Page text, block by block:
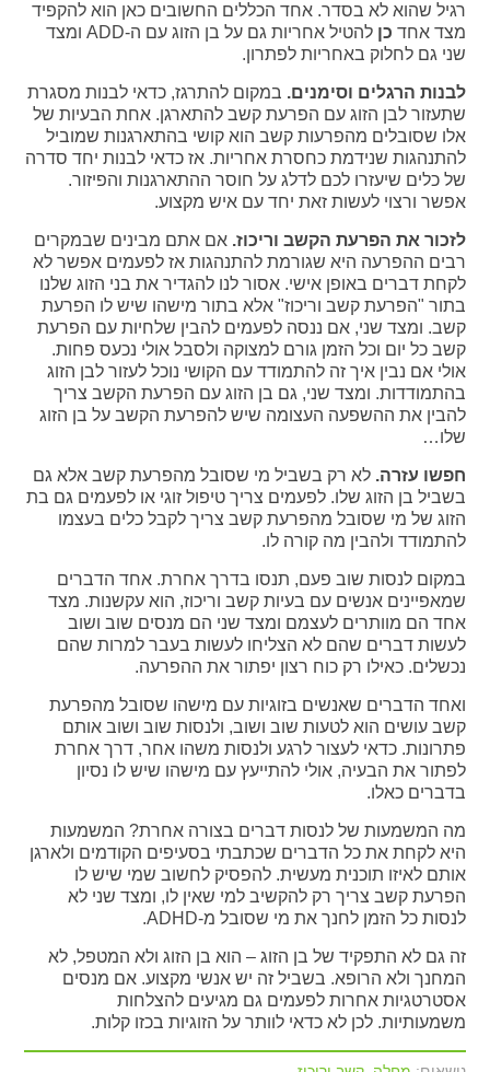
רגיל שהוא לא בסדר. אחד הכללים החשובים כאן הוא להקפיד
מצד אחד כן
להטיל אחריות גם על בן הזוג עם ה-ADD ומצד
שני גם לחלוק באחריות לפתרון.
לבנות הרגלים וסימנים. במקום להתרגז, כדאי לבנות מסגרת
שתעזור לבן הזוג עם הפרעת קשב להתארגן. אחת הבעיות של
אלו שסובלים מהפרעות קשב הוא קושי בהתארגנות שמוביל
להתנהגות שנידמת כחסרת אחריות. אז כדאי לבנות יחד סדרה
של כלים שיעזרו לכם לדלג על חוסר ההתארגנות והפיזור.
אפשר ורצוי לעשות זאת יחד עם איש מקצוע.
לזכור את הפרעת הקשב וריכוז. אם אתם מבינים שבמקרים
רבים ההפרעה היא שגורמת להתנהגות אז לפעמים אפשר לא
לקחת דברים באופן אישי. אסור לנו להגדיר את בני הזוג שלנו
בתור "הפרעת קשב וריכוז" אלא בתור מישהו שיש לו הפרעת
קשב. ומצד שני, אם ננסה לפעמים להבין שלחיות עם הפרעת
קשב כל יום וכל הזמן גורם למצוקה ולסבל אולי נכעס פחות.
אולי אם נבין איך זה להתמודד עם הקושי נוכל לעזור לבן הזוג
בהתמודדות. ומצד שני, גם בן הזוג עם הפרעת הקשב צריך
להבין את ההשפעה העצומה שיש להפרעת הקשב על בן הזוג
שלו…
חפשו עזרה. לא רק בשביל מי שסובל מהפרעת קשב אלא גם
בשביל בן הזוג שלו. לפעמים צריך טיפול זוגי או לפעמים גם בת
הזוג של מי שסובל מהפרעת קשב צריך לקבל כלים בעצמו
להתמודד ולהבין מה קורה לו.
במקום לנסות שוב פעם, תנסו בדרך אחרת. אחד הדברים
שמאפיינים אנשים עם בעיות קשב וריכוז, הוא עקשנות. מצד
אחד הם מוותרים לעצמם ומצד שני הם מנסים שוב ושוב
לעשות דברים שהם לא הצליחו לעשות בעבר למרות שהם
נכשלים. כאילו רק כוח רצון יפתור את ההפרעה.
ואחד הדברים שאנשים בזוגיות עם מישהו שסובל מהפרעת
קשב עושים הוא לטעות שוב ושוב, ולנסות שוב ושוב אותם
פתרונות. כדאי לעצור לרגע ולנסות משהו אחר, דרך אחרת
לפתור את הבעיה, אולי להתייעץ עם מישהו שיש לו נסיון
בדברים כאלו.
מה המשמעות של לנסות דברים בצורה אחרת? המשמעות
היא לקחת את כל הדברים שכתבתי בסעיפים הקודמים ולארגן
אותם לאיזו תוכנית מעשית. להפסיק לחשוב שמי שיש לו
הפרעת קשב צריך רק להקשיב למי שאין לו, ומצד שני לא
לנסות כל הזמן לחנך את מי שסובל מ-ADHD.
זה גם לא התפקיד של בן הזוג – הוא בן הזוג ולא המטפל, לא
המחנך ולא הרופא. בשביל זה יש אנשי מקצוע. אם מנסים
אסטרטגיות אחרות לפעמים גם מגיעים להצלחות
משמעותיות. לכן לא כדאי לוותר על הזוגיות בכזו קלות.